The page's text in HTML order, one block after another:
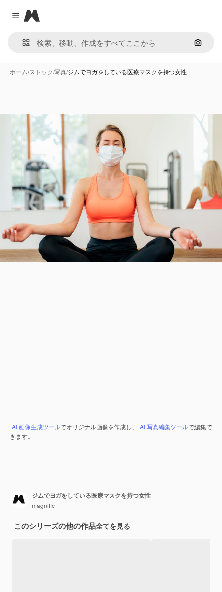
Close menu
Magnific
画像で
ホーム/ストック/写真/ジムでヨガをしている医療マスクを持つ女性
AI 画像生成ツールでオリジナル画像を作成し、 AI 写真編集ツールで編集で
きます。
ジムでヨガをしている医療マスクを持つ女性
magnific
このシリーズの他の作品全てを見る